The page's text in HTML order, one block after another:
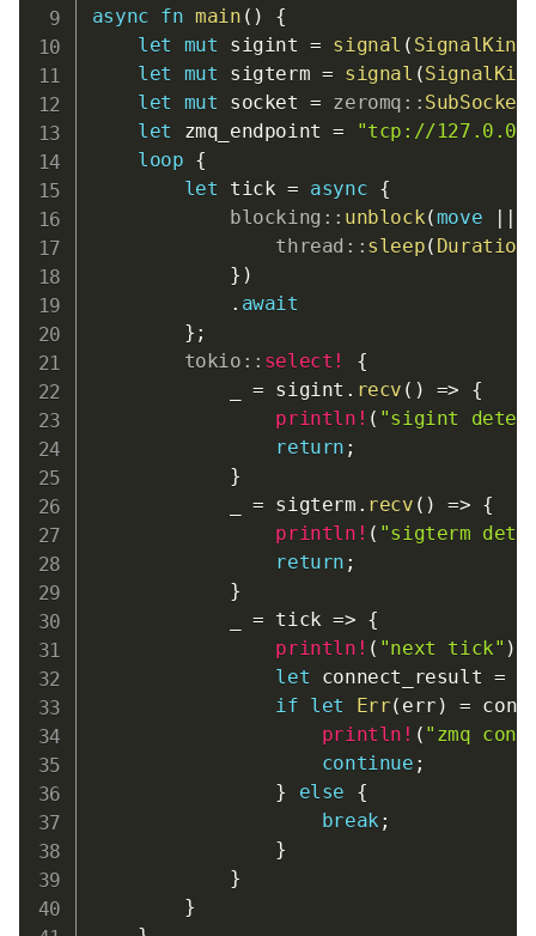
async fn main ( )
{
let
mut sigint = signal ( SignalKind
let
mut sigterm = signal (
let
mut socket = zeromq :: SubSocket
let
zmq_endpoint =
"tcp://
loop {
let tick = async {
blocking :: unblock(move | |
thread :: sleep( Duration
} )
. await
} ;
tokio :: select!
{
            _
= sigint . recv ( ) =>
{
println! ( "sigint
return ;
}
            _
= sigterm . recv ( ) => {
println! ( "sigterm
return ;
}
            _
= tick => {
println! ( "next tick" )
let connect_result =
if let Err( err ) =
println! ( "zmq
continue ;
}
else
{
break ;
}
}
}